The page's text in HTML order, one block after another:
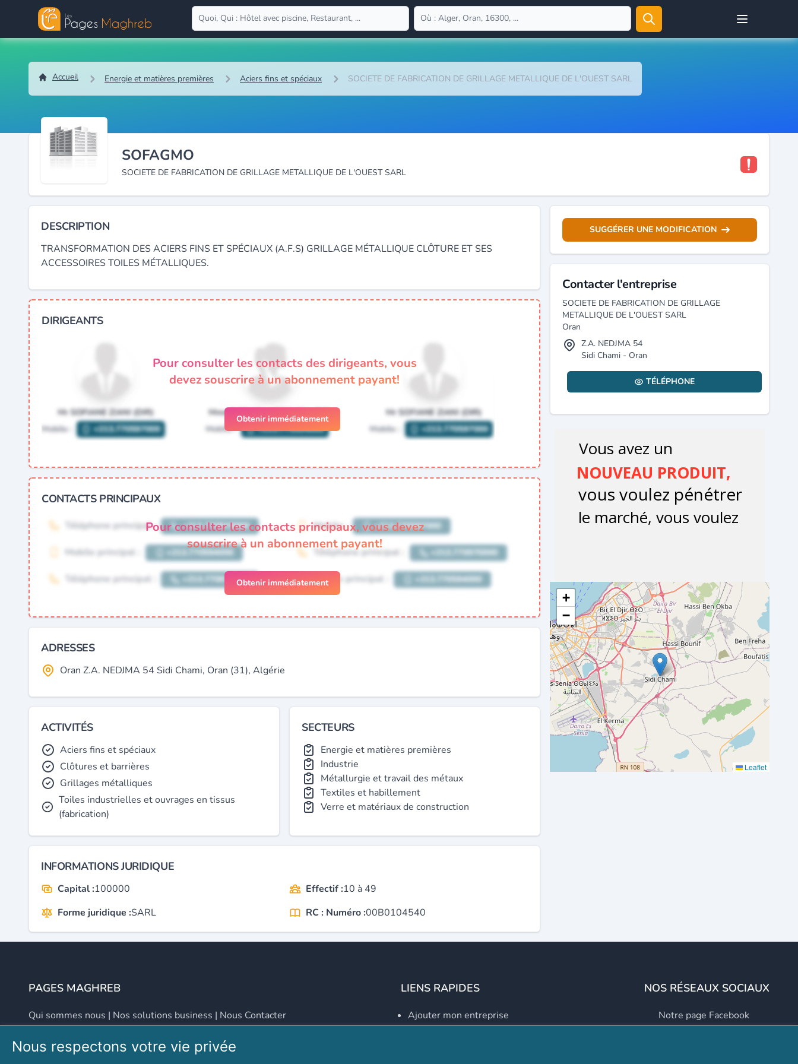
Open user menu
Accueil Energie et matières premières Aciers fins et spéciaux SOCIETE DE FABRICATION DE GRILLAGE METALLIQUE DE L'OUEST SARL
SOFAGMO
SOCIETE DE FABRICATION DE GRILLAGE METALLIQUE DE L'OUEST SARL
DESCRIPTION
TRANSFORMATION DES ACIERS FINS ET SPÉCIAUX (A.F.S) GRILLAGE MÉTALLIQUE CLÔTURE ET SES
ACCESSOIRES TOILES MÉTALLIQUES.
DIRIGEANTS
Pour consulter les contacts des dirigeants, vous
devez souscrire à un abonnement payant!
Obtenir immédiatement
CONTACTS PRINCIPAUX
Pour consulter les contacts principaux, vous devez
souscrire à un abonnement payant!
Obtenir immédiatement
ADRESSES
Oran Z.A. NEDJMA 54 Sidi Chami, Oran (31), Algérie
ACTIVITÉS
Aciers fins et spéciaux
Clôtures et barrières
Grillages métalliques
Toiles industrielles et ouvrages en tissus
(fabrication)
SECTEURS
Energie et matières premières
Industrie
Métallurgie et travail des métaux
Textiles et habillement
Verre et matériaux de construction
INFORMATIONS JURIDIQUE
Capital :100000 Effectif :10 à 49
Forme juridique :SARL RC : Numéro :00B0104540
SUGGÉRER UNE MODIFICATION
Contacter l'entreprise
SOCIETE DE FABRICATION DE GRILLAGE
METALLIQUE DE L'OUEST SARL
Oran
Z.A. NEDJMA 54
Sidi Chami - Oran
TÉLÉPHONE
+
−
Leaflet
PAGES MAGHREB
Qui sommes nous | Nos solutions business | Nous Contacter
LIENS RAPIDES
Ajouter mon entreprise
NOS RÉSEAUX SOCIAUX
Notre page Facebook
Nous respectons votre vie privée